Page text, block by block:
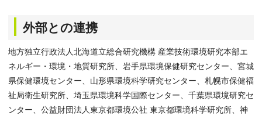
外部との連携
地方独立行政法人北海道立総合研究機構 産業技術環境研究本部エ
ネルギー・環境・地質研究所、岩手県環境保健研究センター、宮城
県保健環境センター、山形県環境科学研究センター、札幌市保健福
祉局衛生研究所、埼玉県環境科学国際センター、千葉県環境研究セ
ンター、公益財団法人東京都環境公社 東京都環境科学研究所、神